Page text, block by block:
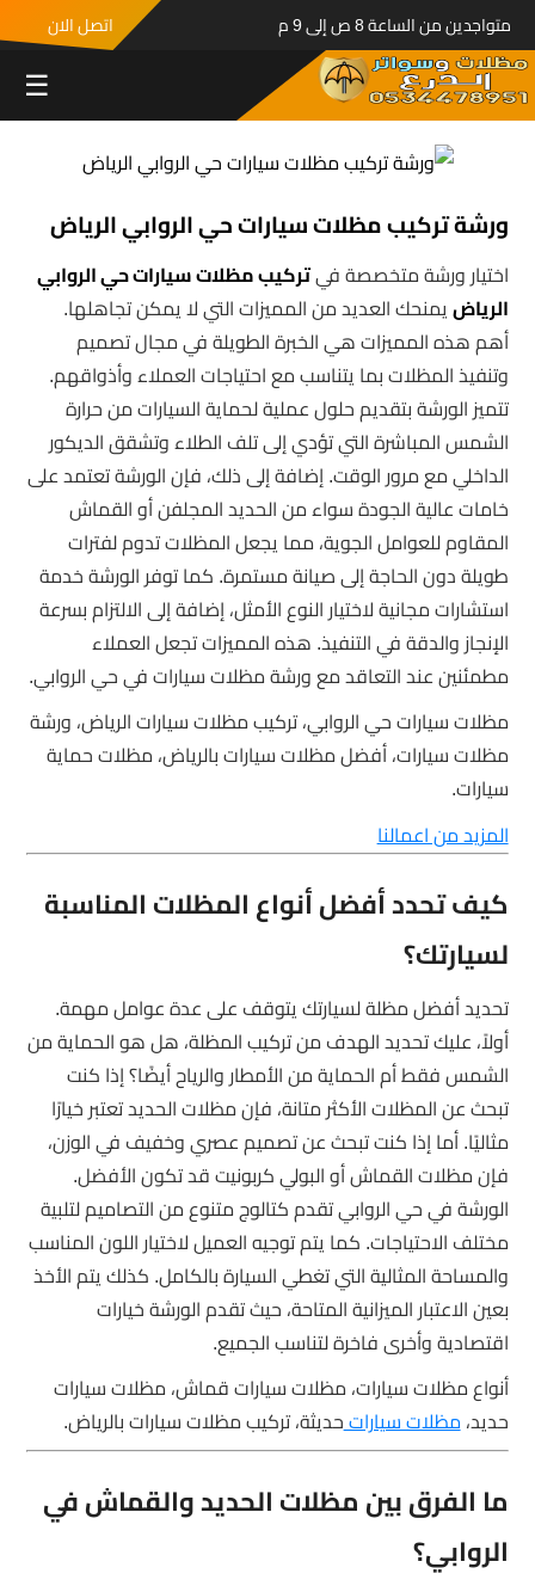
متواجدين من الساعة 8 ص إلى 9 م اتصل الان
☰
ورشة تركيب مظلات سيارات حي الروابي الرياض
اختيار ورشة متخصصة فيتركيب مظلات سيارات حي الروابي
الرياضيمنحك العديد من المميزات التي لا يمكن تجاهلها.
أهم هذه المميزات هي الخبرة الطويلة في مجال تصميم
وتنفيذ المظلات بما يتناسب مع احتياجات العملاء وأذواقهم.
تتميز الورشة بتقديم حلول عملية لحماية السيارات من حرارة
الشمس المباشرة التي تؤدي إلى تلف الطلاء وتشقق الديكور
الداخلي مع مرور الوقت. إضافة إلى ذلك، فإن الورشة تعتمد على
خامات عالية الجودة سواء من الحديد المجلفن أو القماش
المقاوم للعوامل الجوية، مما يجعل المظلات تدوم لفترات
طويلة دون الحاجة إلى صيانة مستمرة. كما توفر الورشة خدمة
استشارات مجانية لاختيار النوع الأمثل، إضافة إلى الالتزام بسرعة
الإنجاز والدقة في التنفيذ. هذه المميزات تجعل العملاء
مطمئنين عند التعاقد مع ورشة مظلات سيارات في حي الروابي.
مظلات سيارات حي الروابي، تركيب مظلات سيارات الرياض، ورشة
مظلات سيارات، أفضل مظلات سيارات بالرياض، مظلات حماية
سيارات.
المزيد من اعمالنا
كيف تحدد أفضل أنواع المظلات المناسبة
لسيارتك؟
تحديد أفضل مظلة لسيارتك يتوقف على عدة عوامل مهمة.
أولاً، عليك تحديد الهدف من تركيب المظلة، هل هو الحماية من
الشمس فقط أم الحماية من الأمطار والرياح أيضًا؟ إذا كنت
تبحث عن المظلات الأكثر متانة، فإن مظلات الحديد تعتبر خيارًا
مثاليًا. أما إذا كنت تبحث عن تصميم عصري وخفيف في الوزن،
فإن مظلات القماش أو البولي كربونيت قد تكون الأفضل.
الورشة في حي الروابي تقدم كتالوج متنوع من التصاميم لتلبية
مختلف الاحتياجات. كما يتم توجيه العميل لاختيار اللون المناسب
والمساحة المثالية التي تغطي السيارة بالكامل. كذلك يتم الأخذ
بعين الاعتبار الميزانية المتاحة، حيث تقدم الورشة خيارات
اقتصادية وأخرى فاخرة لتناسب الجميع.
أنواع مظلات سيارات، مظلات سيارات قماش، مظلات سيارات
حديد،مظلات سياراتحديثة، تركيب مظلات سيارات بالرياض.
ما الفرق بين مظلات الحديد والقماش في
الروابي؟